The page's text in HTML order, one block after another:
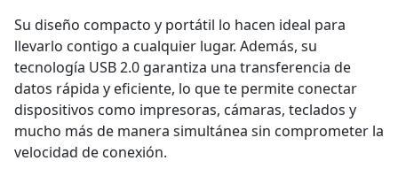
Su diseño compacto y portátil lo hacen ideal para
llevarlo contigo a cualquier lugar. Además, su
tecnología USB 2.0 garantiza una transferencia de
datos rápida y eficiente, lo que te permite conectar
dispositivos como impresoras, cámaras, teclados y
mucho más de manera simultánea sin comprometer la
velocidad de conexión.